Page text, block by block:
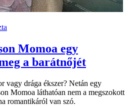
Momoa egy
a barátnőjét
vagy drága ékszer? Netán egy
Momoa láthatóan nem a megszokott
romantikáról van szó.